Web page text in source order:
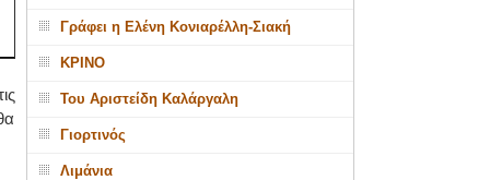
Γράφει η Ελένη Κονιαρέλλη-Σιακή
ΚΡΙΝΟ
Του Αριστείδη Καλάργαλη
Γιορτινός
Λιμάνια